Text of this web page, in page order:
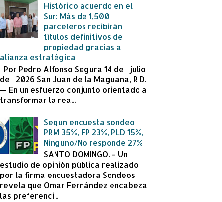
Histórico acuerdo en el
Sur: Más de 1,500
parceleros recibirán
títulos definitivos de
propiedad gracias a
alianza estratégica
Por Pedro Alfonso Segura 14 de julio
de 2026 San Juan de la Maguana, R.D.
— En un esfuerzo conjunto orientado a
transformar la rea...
Segun encuesta sondeo
PRM 35%, FP 23%, PLD 15%,
Ninguno/No responde 27%
SANTO DOMINGO. – Un
estudio de opinión pública realizado
por la firma encuestadora Sondeos
revela que Omar Fernández encabeza
las preferenci...